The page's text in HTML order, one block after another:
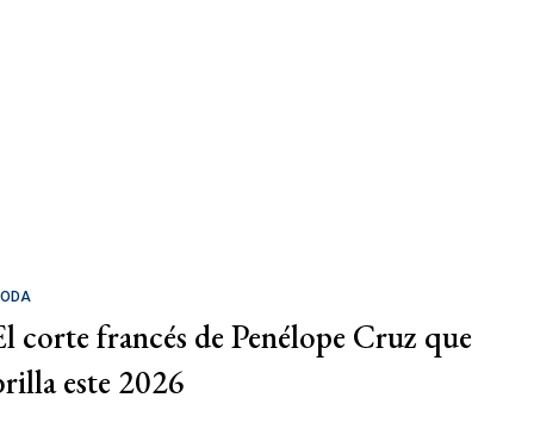
corte francés de Penélope Cruz que
este 2026